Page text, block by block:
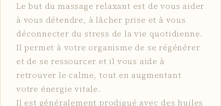
Le but du massage relaxant est de vous aider
à vous détendre, à lâcher prise et à vous
déconnecter du stress de la vie quotidienne.
Il permet à votre organisme de se régénérer
et de se ressourcer et il vous aide à
retrouver le calme, tout en augmentant
votre énergie vitale.
Il est généralement prodigué avec des huiles